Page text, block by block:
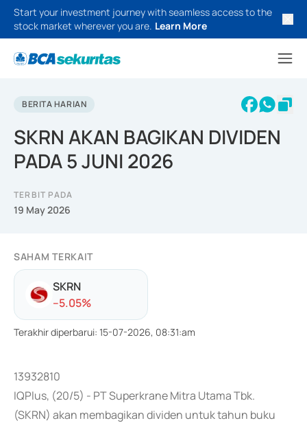
Start your investment journey with seamless access to the
stock market wherever you are. Learn More
BERITA HARIAN
SKRN AKAN BAGIKAN DIVIDEN
PADA 5 JUNI 2026
TERBIT PADA
19 May 2026
SAHAM TERKAIT
SKRN
--5.05%
Terakhir diperbarui: 15-07-2026, 08:31:am
13932810
IQPlus, (20/5) - PT Superkrane Mitra Utama Tbk.
(SKRN) akan membagikan dividen untuk tahun buku